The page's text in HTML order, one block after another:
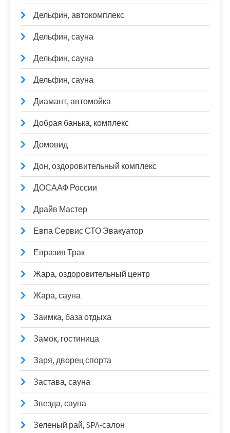
Дельфин, автокомплекс
Дельфин, сауна
Дельфин, сауна
Дельфин, сауна
Диамант, автомойка
Добрая банька, комплекс
Домовид
Дон, оздоровительный комплекс
ДОСААФ России
Драйв Мастер
Евпа Сервис СТО Эвакуатор
Евразия Трак
Жара, оздоровительный центр
Жара, сауна
Заимка, база отдыха
Замок, гостиница
Заря, дворец спорта
Застава, сауна
Звезда, сауна
Зеленый рай, SPA-салон